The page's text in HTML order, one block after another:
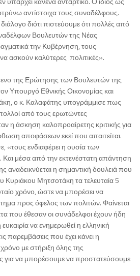
αντίστοιχα τους συναδέλφους.
διότι πιστεύουμε ότι πολλές από
Βουλευτών της Νέας
την Κυβέρνηση, τους
ασκούν καλύτερες πολιτικές».
της Ερώτησης των Βουλευτών της
Υπουργό Εθνικής Οικονομίας και
ο κ. Καλαφάτης υπογράμμισε πως
από τους ερωτώντες
η άσκηση καλοπροαίρετης κριτικής για
αποφάσεων εκεί που απαιτείται.
«τους ενδιαφέρει η ουσία των
Και μέσα από την εκτενέστατη απάντηση
η σημαντική δουλειά που
Κυριάκου Μητσοτάκη τα τελευταία 5
χρόνο, ώστε να μπορέσει να
προς όφελος των πολιτών. Φαίνεται
που έθεσαν οι συνάδελφοι έχουν ήδη
να ενημερωθεί η ελληνική
παρεμβάσεις που έχει κάνει η
με στήριξη όλης της
για να μπορέσουμε να προστατεύσουμε